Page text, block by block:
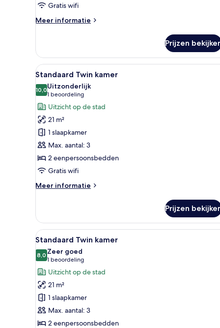
Gratis wifi
Meer informatie
Meer
driepersoonskamer
Prijzen
Alle
foto's
voor
Standaard
Twin
kamer
laden
Een hotelkamer met twee
7
Standaard Twin kamer
10,010,0 van 10
Uitzonderlijk
1 beoordeling
(1
beoordeling)
Uitzicht op de stad
21 m²
1 slaapkamer
Max. aantal: 3
2 eenpersoonsbedden
Gratis wifi
Meer informatie
Meer
Twin
kamer
Prijzen
Alle
foto's
voor
Standaard
Twin
kamer
laden
Een hapjesbord met Pringles,
8
Standaard Twin kamer
8,08,0 van 10
Zeer goed
1 beoordeling
(1
beoordeling)
Uitzicht op de stad
21 m²
1 slaapkamer
Max. aantal: 3
2 eenpersoonsbedden